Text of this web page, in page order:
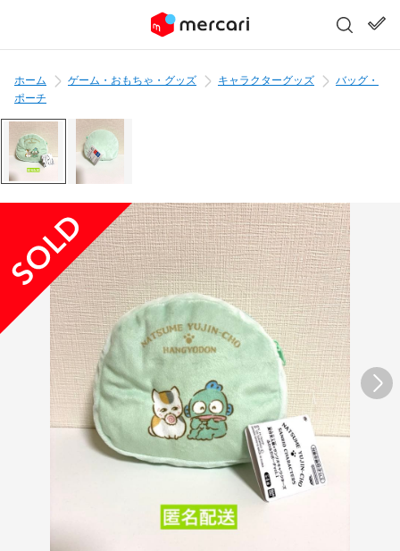
ホーム ゲーム・おもちゃ・グッズ キャラクターグッズ
バッグ・
ポーチ